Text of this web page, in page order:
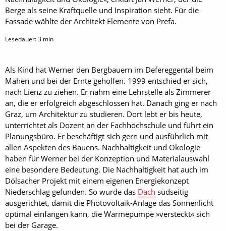
Berge als seine Kraftquelle und Inspiration sieht. Für die
Fassade wählte der Architekt Elemente von Prefa.
Lesedauer:3 min
Als Kind hat Werner den Bergbauern im Defereggental beim
Mähen und bei der Ernte geholfen. 1999 entschied er sich,
nach Lienz zu ziehen. Er nahm eine Lehrstelle als Zimmerer
an, die er erfolgreich abgeschlossen hat. Danach ging er nach
Graz, um Architektur zu studieren. Dort lebt er bis heute,
unterrichtet als Dozent an der Fachhochschule und führt ein
Planungsbüro. Er beschäftigt sich gern und ausführlich mit
allen Aspekten des Bauens. Nachhaltigkeit und Ökologie
haben für Werner bei der Konzeption und Materialauswahl
eine besondere Bedeutung. Die Nachhaltigkeit hat auch im
Dölsacher Projekt mit einem eigenen Energiekonzept
Niederschlag gefunden. So wurde das Dach südseitig
ausgerichtet, damit die Photovoltaik-Anlage das Sonnenlicht
optimal einfangen kann, die Wärmepumpe »versteckt« sich
bei der Garage.